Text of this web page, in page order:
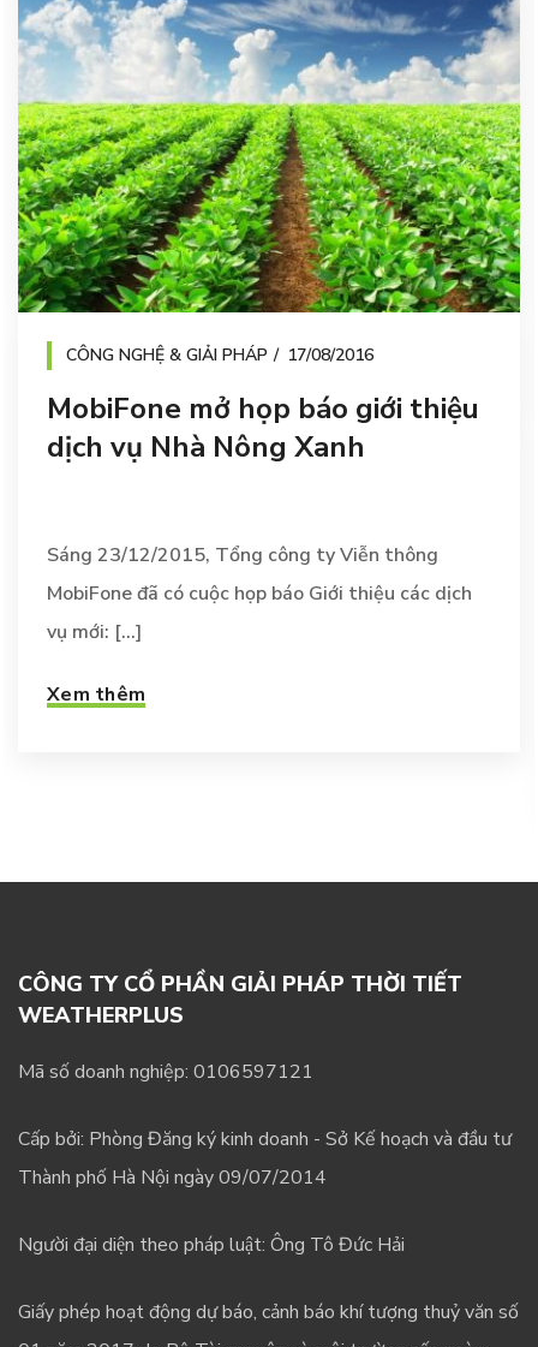
CÔNG NGHỆ & GIẢI PHÁP 17/08/2016
MobiFone mở họp báo giới thiệu
dịch vụ Nhà Nông Xanh
Sáng 23/12/2015, Tổng công ty Viễn thông
MobiFone đã có cuộc họp báo Giới thiệu các dịch
vụ mới: [...]
Xem thêm
CÔNG TY CỔ PHẦN GIẢI PHÁP THỜI TIẾT
WEATHERPLUS
Mã số doanh nghiệp: 0106597121
Cấp bởi: Phòng Đăng ký kinh doanh - Sở Kế hoạch và đầu tư
Thành phố Hà Nội ngày 09/07/2014
Người đại diện theo pháp luật: Ông Tô Đức Hải
Giấy phép hoạt động dự báo, cảnh báo khí tượng thuỷ văn số